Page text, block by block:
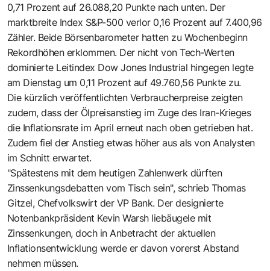
0,71 Prozent auf 26.088,20 Punkte nach unten. Der
marktbreite Index S&P-500 verlor 0,16 Prozent auf 7.400,96
Zähler. Beide Börsenbarometer hatten zu Wochenbeginn
Rekordhöhen erklommen. Der nicht von Tech-Werten
dominierte Leitindex Dow Jones Industrial hingegen legte
am Dienstag um 0,11 Prozent auf 49.760,56 Punkte zu.
Die kürzlich veröffentlichten Verbraucherpreise zeigten
zudem, dass der Ölpreisanstieg im Zuge des Iran-Krieges
die Inflationsrate im April erneut nach oben getrieben hat.
Zudem fiel der Anstieg etwas höher aus als von Analysten
im Schnitt erwartet.
"Spätestens mit dem heutigen Zahlenwerk dürften
Zinssenkungsdebatten vom Tisch sein", schrieb Thomas
Gitzel, Chefvolkswirt der VP Bank. Der designierte
Notenbankpräsident Kevin Warsh liebäugele mit
Zinssenkungen, doch in Anbetracht der aktuellen
Inflationsentwicklung werde er davon vorerst Abstand
nehmen müssen.